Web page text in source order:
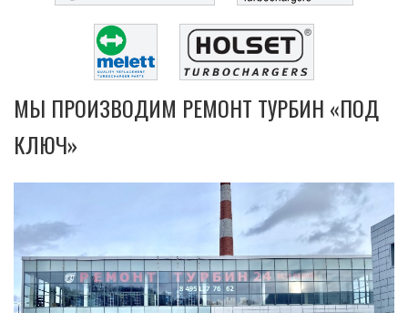
МЫ ПРОИЗВОДИМ РЕМОНТ ТУРБИН «ПОД
КЛЮЧ»